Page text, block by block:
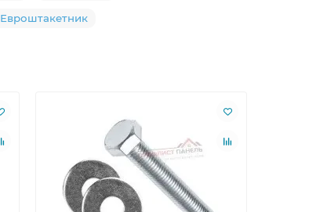
Евроштакетник